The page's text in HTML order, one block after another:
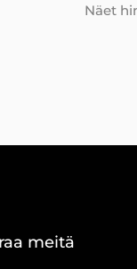
Näet
meitä